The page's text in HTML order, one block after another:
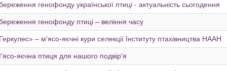
генофонду української птиці - актуальність сьогодення
генофонду птиці – веління часу
– м'ясо-яєчні кури селекції Інституту птахівництва НААН
яєчна птиця для нашого подвір'я